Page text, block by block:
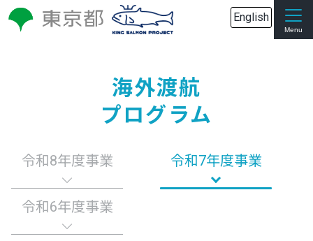
English
海外渡航
プログラム
令和8年度事業 令和7年度事業
令和6年度事業